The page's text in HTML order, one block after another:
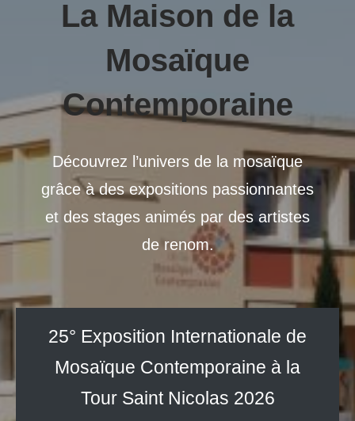
La Maison de la
Mosaïque
Contemporaine
Découvrez l’univers de la mosaïque
grâce à des expositions passionnantes
et des stages animés par des artistes
de renom.
25° Exposition Internationale de
Mosaïque Contemporaine à la
Tour Saint Nicolas 2026